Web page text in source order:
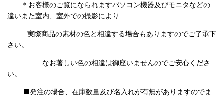
＊お客様のご覧になられますパソコン機器及びモニタなどの
違いまた室内、室外での撮影により
実際商品の素材の色と相違する場合もありますのでご了承下
さい。
なお著しい色の相違は御座いませんのでご安心くださ
い。
■発注の場合、在庫数量及び名入れが有無がありますのでま